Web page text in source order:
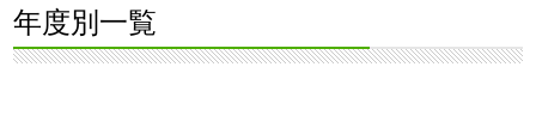
年度別一覧